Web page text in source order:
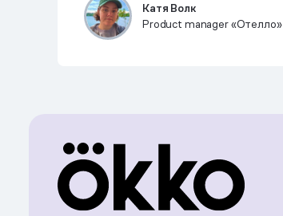
Катя Волк
Product manager «Отелло»